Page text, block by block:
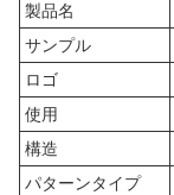
製品名
サンプル
ロゴ
使用
構造
パターンタイプ